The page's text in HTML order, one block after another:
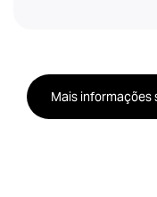
Mais informações